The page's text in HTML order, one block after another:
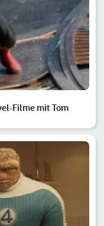
Filme mit Tom